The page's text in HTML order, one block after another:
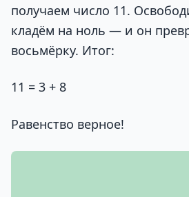
получаем число 11.
кладём на ноль — и он
восьмёрку. Итог:
11 = 3 + 8
Равенство верное!